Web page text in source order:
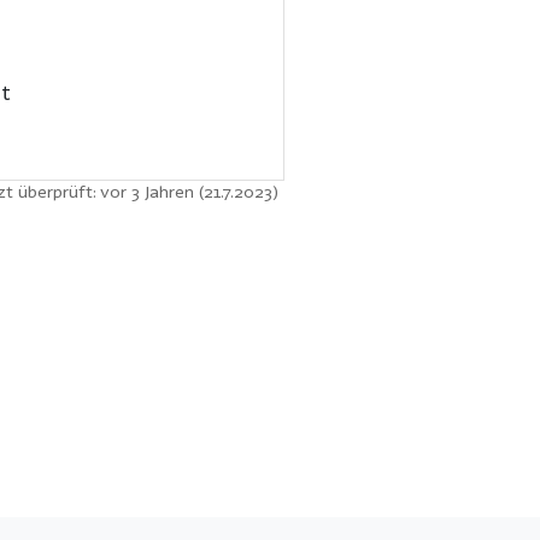
überprüft: vor 3 Jahren (21.7.2023)